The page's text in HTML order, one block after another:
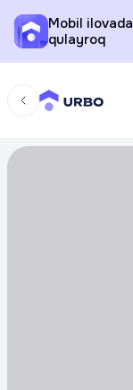
Mobil ilovada
qulayroq